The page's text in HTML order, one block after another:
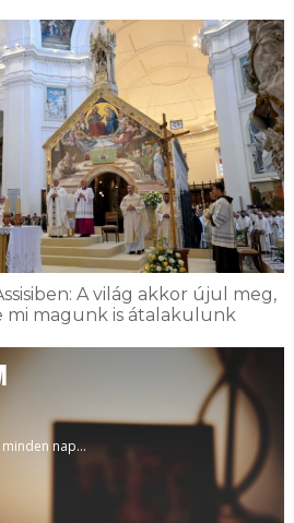
A világ akkor újul meg,
mi magunk is átalakulunk
nap...